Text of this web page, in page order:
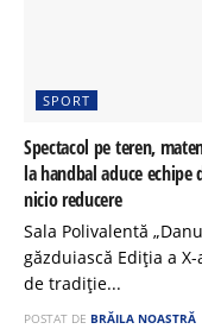
SPORT
Spectacol pe teren,
la handbal aduce
nicio reducere
Sala Polivalentă
găzduiască Ediția a
de tradiție...
POSTAT DE BRĂILA NOASTRĂ